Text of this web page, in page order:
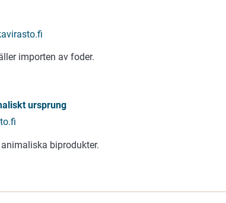
importen av foder.
ursprung
biprodukter.